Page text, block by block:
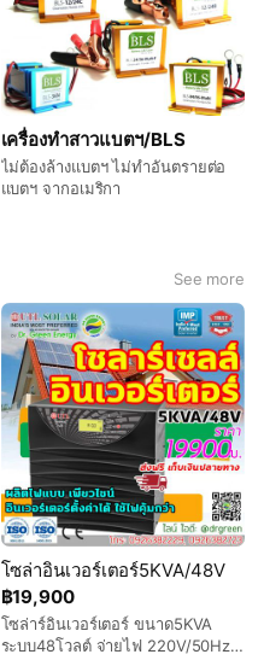
เครื่องทำสาวแบตฯ/BLS
ไม่ต้องล้างแบตฯ ไม่ทำอันตรายต่อ
แบตฯ จากอเมริกา
See more
฿19,900
โซล่าอินเวอร์เตอร์5KVA/48V
โซล่าร์อินเวอร์เตอร์ ขนาด5KVA
ระบบ48โวลต์ จ่ายไฟ 220V/50Hz